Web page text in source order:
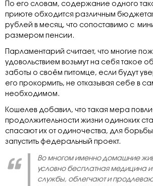
По его словам, содержание одного
приюте обходится различным
рублей в месяц, что сопоставимо с
размером пенсии.
Парламентарий считает, что многие
удовольствием возьмут на себя такое
заботы о своём питомце, если будут
его прокормить, не отказывая себе в
необходимом.
Кошелев добавил, что такая мера
продолжительности жизни одиноких
спасают их от одиночества, для
запустить федеральный проект.
Во многом именно домашние
условно бесплатная медицина
службы, облегчают и